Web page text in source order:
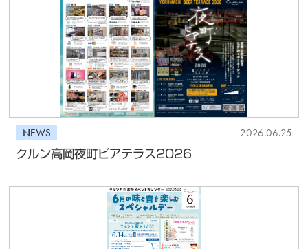
NEWS 2026.06.25
クルン高岡夜町ビアテラス2026